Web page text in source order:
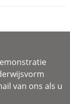
van ons als u